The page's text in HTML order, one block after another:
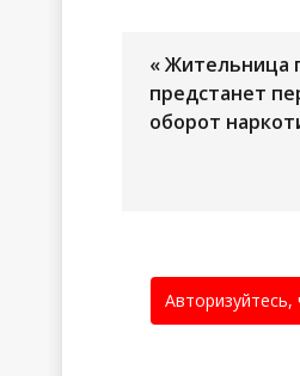
« Жительница
предстанет
оборот